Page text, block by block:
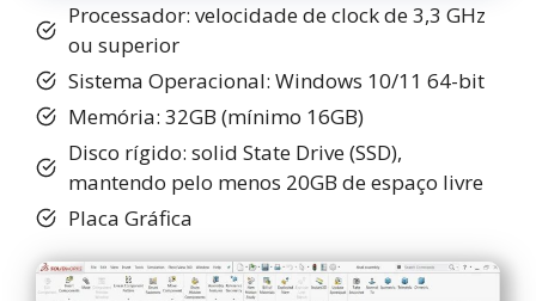
Processador: velocidade de clock de 3,3 GHz
ou superior
Sistema Operacional: Windows 10/11 64-bit
Memória: 32GB (mínimo 16GB)
Disco rígido: solid State Drive (SSD),
mantendo pelo menos 20GB de espaço livre
Placa Gráfica